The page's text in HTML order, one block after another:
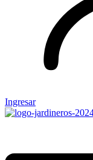
Ingresar